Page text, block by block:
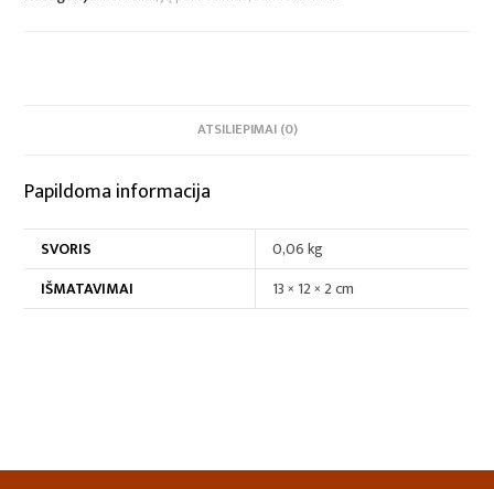
ATSILIEPIMAI (0)
Papildoma informacija
SVORIS
0,06 kg
IŠMATAVIMAI
13 × 12 × 2 cm